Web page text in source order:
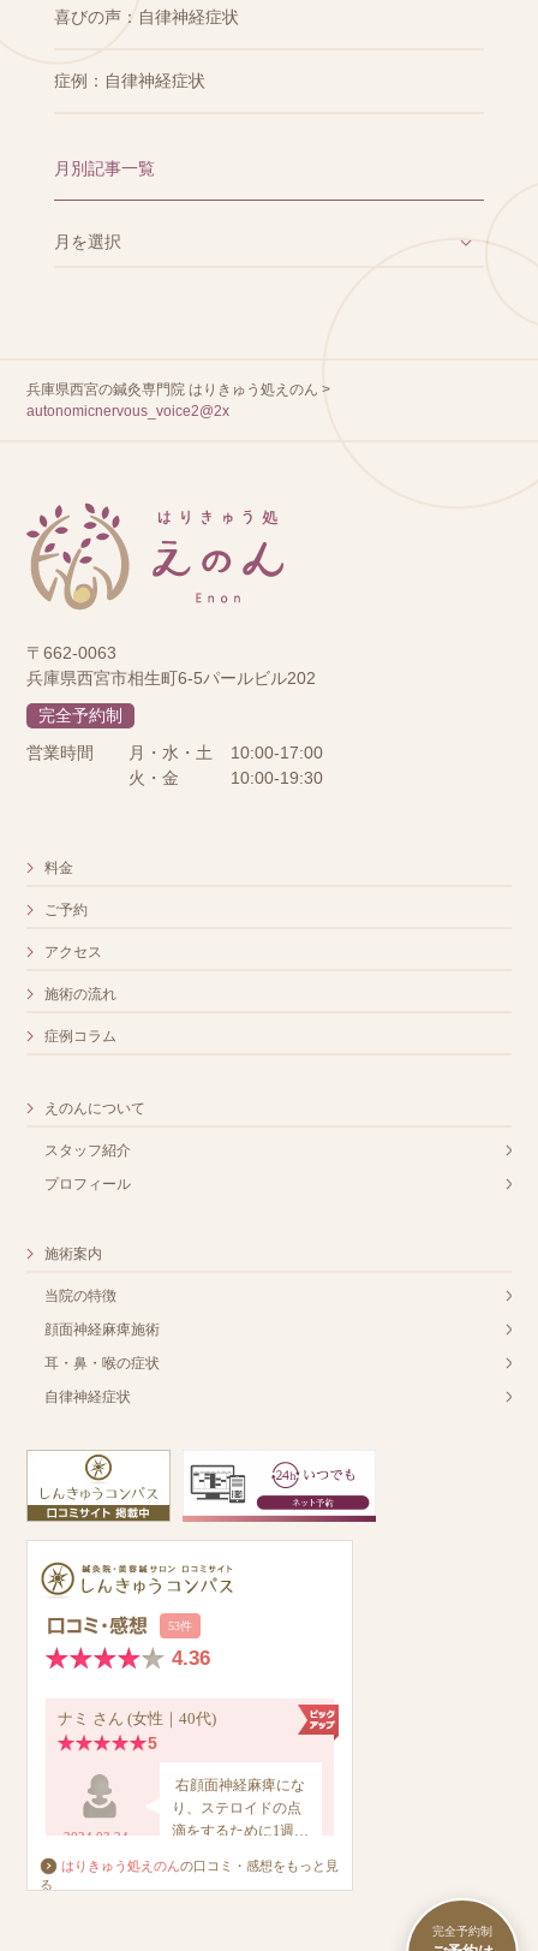
喜びの声：自律神経症状
症例：自律神経症状
月別記事一覧
兵庫県西宮の鍼灸専門院 はりきゅう処えのん >
autonomicnervous_voice2@2x
〒662-0063
兵庫県西宮市相生町6-5パールビル202
完全予約制
営業時間
月・水・土
10:00-17:00
火・金
10:00-19:30
料金
ご予約
アクセス
施術の流れ
症例コラム
えのんについて
スタッフ紹介
プロフィール
施術案内
当院の特徴
顔面神経麻痺施術
耳・鼻・喉の症状
自律神経症状
はりきゅう処えのんの口コミ・感想をもっと見
る
完全予約制